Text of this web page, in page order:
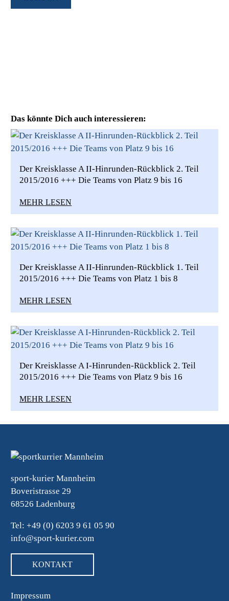
Das könnte Dich auch interessieren:
Der Kreisklasse A II-Hinrunden-Rückblick 2. Teil
2015/2016 +++ Die Teams von Platz 9 bis 16
MEHR LESEN
Der Kreisklasse A II-Hinrunden-Rückblick 1. Teil
2015/2016 +++ Die Teams von Platz 1 bis 8
MEHR LESEN
Der Kreisklasse A I-Hinrunden-Rückblick 2. Teil
2015/2016 +++ Die Teams von Platz 9 bis 16
MEHR LESEN
sport-kurier Mannheim
Boveristrasse 29
68526 Ladenburg
Tel: +49 (0) 6203 9 61 05 90
info@sport-kurier.com
KONTAKT
Impressum